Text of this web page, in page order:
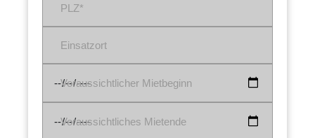
PLZ*
Einsatzort
Voraussichtlicher Mietbeginn
Voraussichtliches Mietende